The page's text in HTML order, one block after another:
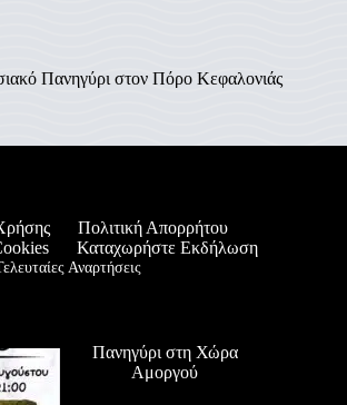
Πανηγύρι στον Πόρο Κεφαλονιάς
Πολιτική Απορρήτου
Καταχωρήστε Εκδήλωση
Αναρτήσεις
Πανηγύρι στη Χώρα
Αμοργού